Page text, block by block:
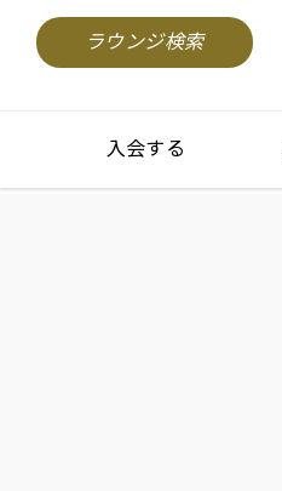
ラウンジ検索
入会する